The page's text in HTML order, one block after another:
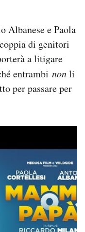
Albanese e Paola
di genitori
a litigare
entrambi nonli
per passare per